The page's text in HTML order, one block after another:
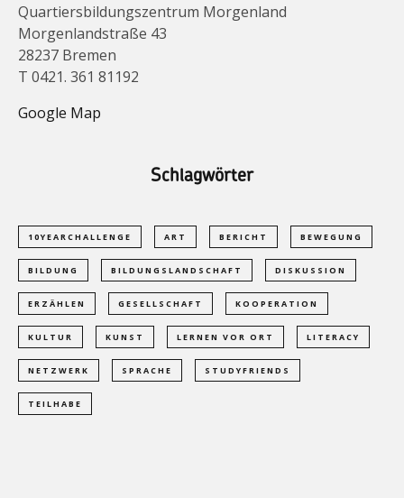
Quartiersbildungszentrum Morgenland
Morgenlandstraße 43
28237 Bremen
T 0421. 361 81192
Google Map
Schlagwörter
10YEARCHALLENGE ART BERICHT BEWEGUNG
BILDUNG BILDUNGSLANDSCHAFT DISKUSSION
ERZÄHLEN GESELLSCHAFT KOOPERATION
KULTUR KUNST LERNEN VOR ORT LITERACY
NETZWERK SPRACHE STUDYFRIENDS
TEILHABE